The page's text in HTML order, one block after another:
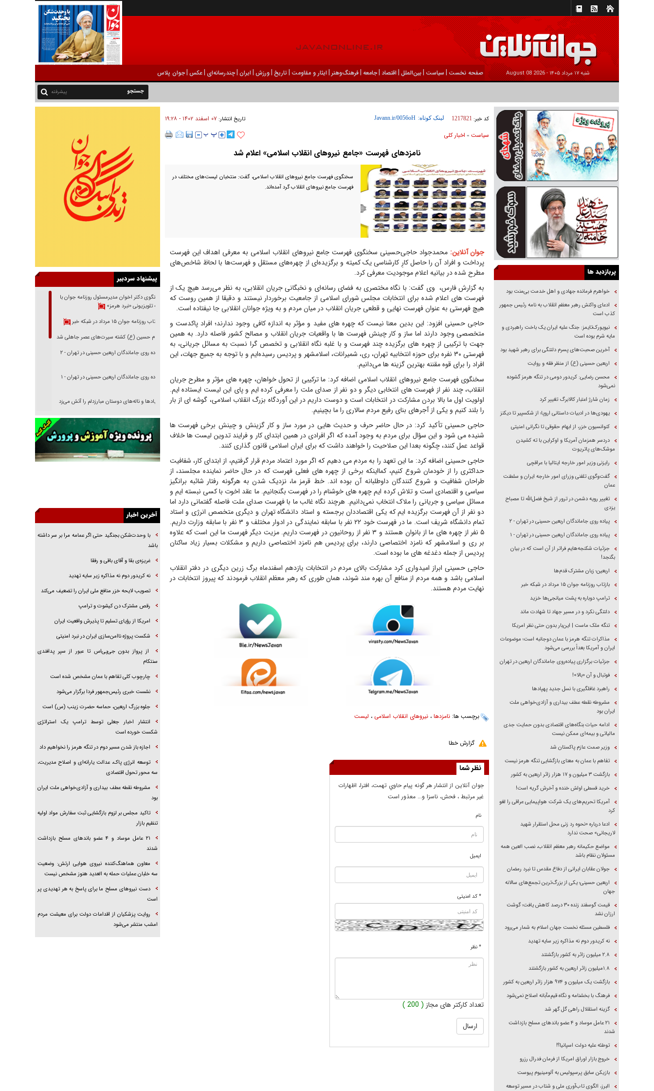
شنبه ۱۷ مرداد ۱۴۰۵ - 2026 August 08 صفحه نخست | سیاست |بين‌الملل | اقتصاد |جامعه |فرهنگ‌و‌هنر | ایثار و مقاومت |تاریخ |ورزش | ايران |چندرسانه‌ای |عکس |جوان پلاس
پیشرفته
کد خبر: 1217821 لینک کوتاه: تاریخ انتشار: ۰۷ اسفند ۱۴۰۲ - ۱۹:۲۸
سیاست» اخبار کلی
نامزدهای فهرست «جامع نیروهای انقلاب اسلامی» اعلام شد
سخنگوی فهرست جامع نیروهای انقلاب اسلامی، گفت: منتخبان لیست‌های مختلف در
فهرست جامع نیروهای انقلاب گرد آمده‌اند.
جوان آنلاین:محمدجواد حاجی‌حسینی سخنگوی فهرست جامع نیروهای انقلاب اسلامی به معرفی اهداف این فهرست
پرداخت و افراد آن را حاصل کارِ کارشناسی یک کمیته و برگزیده‌ای از چهره‌های مستقل و فهرست‌ها با لحاظ شاخص‌های
مطرح شده در بیانیه اعلام موجودیت معرفی کرد.
به گزارش فارس، وی گفت: با نگاه مختصری به فضای رسانه‌ای و نخبگانی جریان انقلابی، به نظر می‌رسد هیچ یک از
فهرست های اعلام شده برای انتخابات مجلس شورای اسلامی از جامعیت برخوردار نیستند و دقیقا از همین روست که
هیچ فهرستی به عنوان فهرست نهایی و قطعی جریان انقلاب در میان مردم و به ویژه جوانان انقلابی جا نیفتاده است.
حاجی حسینی افزود: این بدین معنا نیست که چهره های مفید و مؤثر به اندازه کافی وجود ندارند؛ افراد پاکدست و
متخصصی وجود دارند اما ساز ‌و کار چینش فهرست ها با واقعیات جریان انقلاب و مصالح کشور فاصله دارد. به همین
جهت با ترکیبی از چهره های برگزیده چند فهرست و با غلبه نگاه انقلابی و تخصص گرا نسبت به مسائل جریانی، به
فهرستی ۳۰ نفره برای حوزه انتخابیه تهران، ری، شمیرانات، اسلامشهر و پردیس رسیده‌ایم و با توجه به جمیع جهات، این
افراد را برای قوه مقننه بهترین گزینه ها می‌دانیم.
سخنگوی فهرست جامع نیروهای انقلاب اسلامی اضافه کرد: ما ترکیبی از تحول خواهان، چهره های مؤثر و مطرح جریان
انقلاب، چند نفر از فهرست های انتخابی دیگر و دو نفر از صدای ملت را معرفی کرده ایم و پای این لیست ایستاده ایم.
اولویت اول ما بالا بردن مشارکت در انتخابات است و دوست داریم در این آوردگاه بزرگ انقلاب اسلامی، گوشه ای از بار
را بلند کنیم و یکی از آجرهای بنای رفیع مردم سالاری را ما بچینیم.
حاجی حسینی تأکید کرد: در حال حاضر حرف و حدیث هایی در مورد ساز و کار گزینش ‌و چینش برخی فهرست ها
شنیده می شود و این سؤال برای مردم به وجود آمده که اگر افرادی در همین ابتدای کار و فرایند تدوین لیست ها خلاف
قواعد عمل کنند، چگونه بعدا این صلاحیت را خواهند داشت که برای ایران اسلامی قانون گذاری کنند.
حاجی حسینی اضافه کرد: ما این تعهد را به مردم می دهیم که اگر مورد اعتماد مردم قرار گرفتیم، از ابتدای کار، شفافیت
حداکثری را از خودمان شروع کنیم، کمااینکه برخی از چهره های فعلی فهرست که در حال حاضر نماینده مجلسند، از
طراحان شفافیت و شروع کنندگان داوطلبانه آن بوده اند. خط قرمز ما، نزدیک شدن به هرگونه رفتار شائبه برانگیز
سیاسی و اقتصادی است و تلاش کرده ایم چهره های خوشنام را در فهرست بگنجانیم. ما عقد اخوت با کسی نبسته ایم و
مسائل سیاسی و جریانی را ملاک انتخاب نمی‌دانیم. هرچند نگاه غالب ما با فهرست صدای ملت فاصله گفتمانی دارد اما
دو نفر از آن فهرست برگزیده ایم که یکی اقتصاددان برجسته و استاد دانشگاه تهران و دیگری متخصص انرژی و استاد
تمام دانشگاه شریف است. ما در فهرست خود ۲۲ نفر با سابقه نمایندگی در ادوار مختلف و ۳ نفر با سابقه وزارت داریم.
۵ نفر از چهره های ما از بانوان هستند و ۳ نفر از روحانیون در فهرست داریم. مزیت دیگر فهرست ما این است که علاوه
بر ری و اسلامشهر که نامزد اختصاصی دارند، برای پردیس هم نامزد اختصاصی داریم و مشکلات بسیار زیاد ساکنان
پردیس از جمله دغدغه های ما بوده است.
حاجی حسینی ابراز امیدواری کرد مشارکت بالای مردم در انتخابات یازدهم اسفندماه برگ زرین دیگری در دفتر انقلاب
اسلامی باشد و همه مردم از منافع آن بهره مند شوند، همان طوری که رهبر معظم انقلاب فرمودند که پیروز انتخابات در
نهایت مردم هستند.
برچسب ها: نامزدها، نیروهای انقلاب اسلامی ، لیست
گزارش خطا
نظر شما
جوان آنلاين از انتشار هر گونه پيام حاوي تهمت، افترا، اظهارات
غير مرتبط ، فحش، ناسزا و... معذور است
نام
ایمیل
* کد امنیتی
* نظر
تعداد کارکتر های مجاز ( 200 )
پربازدید ها
خواهرم فرمانده جهادی و اهل خدمت بی‌منت بود
ادعای واکنش رهبر معظم انقلاب به نامه رئیس جمهور
کذب است
نیویورک‌تایمز: جنگ علیه ایران یک باخت راهبردی و
مایه شرم بوده است
آخرین صحبت‌های پسرم دلتنگی برای رهبر شهید بود
اربعین حسینی (ع) از منظر فقه و روایت
محسن رضایی: کریدور دومی در تنگه هرمز گشوده
نمی‌شود
زمان شارژ اعتبار کالابرگ تغییر کرد
یهودی‌ها در ادبیات داستانی اروپا؛ از شکسپیر تا دیکنز
کنوانسیون خزر، از ابهام حقوقی تا نگرانی امنیتی
دردسر همزمان آمریکا و اوکراین با ته کشیدن
موشک‌های پاتریوت
رایزنی وزیر امور خارجه ایتالیا با عراقچی
گفت‌وگوی تلفنی وزرای امور خارجه ایران و سلطنت
عمان
تغییر رویه دشمن در ترور از شیخ فضل‌الله تا مصباح
یزدی
پیاده روی جاماندگان اربعین حسینی در تهران - ۲
پیاده روی جاماندگان اربعین حسینی در تهران - ۱
جزئیات شکنجه‌هایم فراتر از آن است که در بیان
بگنجد!
اربعین؛ زبان مشترک قدم‌ها
بازتاب روزنامه جوان ۱۵ مرداد در شبکه خبر
ترامپ دوباره به پشت میانجی‌ها خزید
دلتنگی نکرد و در مسیر جهاد تا شهادت ماند
تنگه ملک ماست | این‌بار بدون حتی نظر امریکا
مذاکرات تنگه هرمز با عمان دوجانبه است؛ موضوعات
ایران و آمریکا بعداً بررسی می‌شود
جزئیات برگزاری پیاده‌روی جاماندگان اربعین در تهران
فوتبال و آن «بالا»!
راهبرد غافلگیری با نسل جدید پهپاد‌ها
مشروطه نقطه عطف بیداری و آزادی‌خواهی ملت
ایران بود
ادامه حیات بنگاه‌های اقتصادی بدون حمایت جدی
مالیاتی و بیمه‌ای ممکن نیست
وزیر صمت عازم پاکستان شد
تفاهم با عمان به معنای بازگشایی تنگه هرمز نیست
بازگشت ۳ میلیون و ۱۷ هزار زائر اربعین به کشور
خرید قسطی اولش خنده و آخرش گریه است!
آمریکا تحریم‌های یک شرکت هواپیمایی عراقی را لغو
کرد
ادعا درباره «نحوه رد زنی محل استقرار شهید
لاریجانی» صحت ندارد
مواضع حکیمانه رهبر معظم انقلاب، نصب العین همه
مسئولان نظام باشد
جولان عقابان ایرانی از دفاع مقدس تا نبرد رمضان
اربعین حسینی؛ یکی از بزرگ‌ترین تجمع‌های سالانه
جهان
قیمت گوسفند زنده ۳۰ درصد کاهش یافت؛ گوشت
ارزان نشد
فلسطین مسئله نخست جهان اسلام به شمار می‌رود
نه کریدور دوم نه مذاکره زیر سایه تهدید
۲.۸ میلیون زائر به کشور بازگشتند
۱.۸میلیون زائر اربعین به کشور بازگشتند
بازگشت یک میلیون و ۹۷۴ هزار زائر اربعین به کشور
فرهنگ با بخشنامه و نگاه قیم‌مآبانه اصلاح نمی‌شود
گزینه استقلال راهی گل گهر شد
۲۱ عامل موساد و ۴ عضو باند‌های مسلح بازداشت
شدند
توطئه علیه دولت اسپانیا؟!
خروج بازار اوراق امریکا از فرمان فدرال رزرو
بازیکن سابق پرسپولیس به آلومینیوم پیوست
البرز، الگوی تاب‌آوری ملی و شتاب در مسیر توسعه
پیشنهاد سردبیر
گفتگوی دکتر اخوان مدیرمسئول روزنامه جوان با
برنامه تلویزیونی «نبرد هرمز»
بازتاب روزنامه جوان ۱۵ مرداد در شبکه خبر
امام حسین (ع) کشته سیرت‌های عصر جاهلی شد
پیاده روی جاماندگان اربعین حسینی در تهران - ۲
پیاده روی جاماندگان اربعین حسینی در تهران - ۱
فریاد‌ها و ناله‌های دوستان مبارزدلم را آتش می‌زد
تغییر رویه دشمن در ترور از شیخ فضل‌الله تا مصباح
خرید قسطی اولش خنده و آخرش گریه است!
فوتبال و آن «بالا»!
دیکنز
خواهرم فرمانده جهادی و اهل خدمت بی‌منت بود
بگنجد!
گزارش «جوان» از قوانین سخت‌گیرانه ۶ قاره در
آخرین اخبار
با وحدت‌شکن بجنگید حتی اگر عمامه مرا بر سر داشته
باشد
غریزه‌ی بقا و آقای باقی و رفقا
نه کریدور دوم نه مذاکره زیر سایه تهدید
تصویب لایحه خزر منافع ملی ایران را تضعیف می‌کند
رقص مشترک دن کیشوت و ترامپ
امریکا از رؤیای تسلیم تا پذیرش واقعیت ایران
شکست پروژه ناامن‌سازی ایران در نبرد امنیتی
از پرواز بدون جی‌پی‌اس تا عبور از سپر پدافندی
سنتکام
چارچوب کلی تفاهم با عمان مشخص شده است
نشست خبری رئیس‌جمهور فردا برگزار می‌شود
جلوه بزرگ اربعین، حماسه حضرت زینب (س) است
انتشار اخبار جعلی توسط ترامپ یک استراتژی
شکست خورده است
اجازه باز شدن مسیر دوم در تنگه هرمز را نخواهیم داد
توسعه انرژی پاک، عدالت یارانه‌ای و اصلاح مدیریت،
سه محور تحول اقتصادی
مشروطه نقطه عطف بیداری و آزادی‌خواهی ملت ایران
بود
تاکید مجلس بر لزوم بازگشایی ثبت سفارش مواد اولیه
تنظیم بازار
۲۱ عامل موساد و ۴ عضو باند‌های مسلح بازداشت
شدند
معاون هماهنگ‌کننده نیروی هوایی ارتش: وضعیت
سه خلبان عملیات حمله به العدید هنوز مشخص نیست
دست نیرو‌های مسلح ما برای پاسخ به هر تهدیدی پر
است
روایت پزشکیان از اقدامات دولت برای معیشت مردم
امشب منتشر می‌شود